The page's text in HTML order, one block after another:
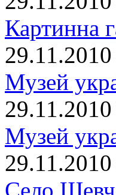
Картинна
Музей
Музей
Село